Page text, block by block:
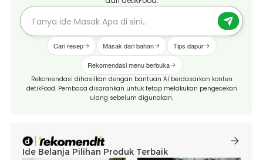
Cari resep Masak dari bahan Tips dapur
Rekomendasi menu berbuka
Rekomendasi dihasilkan dengan bantuan AI berdasarkan konten
detikFood. Pembaca disarankan untuk tetap melakukan pengecekan
ulang sebelum digunakan.